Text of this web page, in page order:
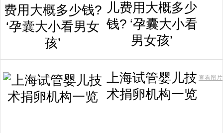
儿费用大概多少
钱? ‘孕囊大小看
男女孩’
上海试管婴儿技
术捐卵机构一览
查看图片